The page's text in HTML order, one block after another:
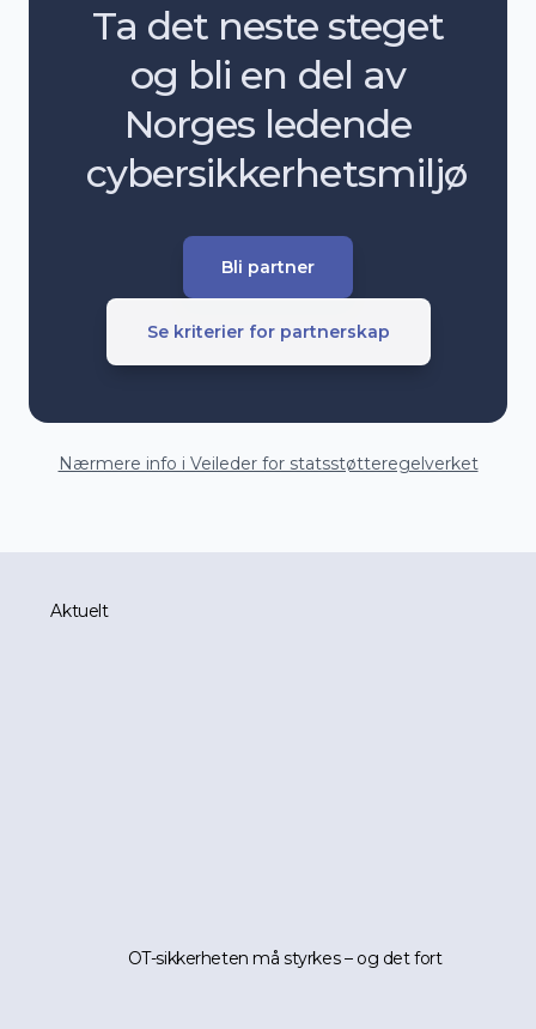
Ta det neste steget
og bli en del av
Norges ledende
cybersikkerhetsmiljø
Bli partner
Se kriterier for partnerskap
Nærmere info i Veileder for statsstøtteregelverket
Aktuelt
OT-sikkerheten må styrkes – og det fort